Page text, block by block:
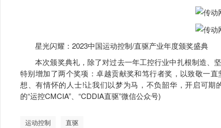
星光闪耀：2023中国运动控制/直驱产业年度颁奖盛典
本次颁奖典礼，除了对过去一年工控行业中扎根制造、
特别增加了两个奖项：卓越贡献奖和笃行者奖，以致敬一
想、有情怀的人士!让我们以梦为马，不负韶华，开启可期
的“运控CMCIA”、“CDDIA直驱”微信公众号)
运动控制 直驱